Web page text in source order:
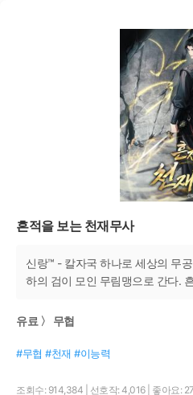
흔적을 보는 천재무사
신랑™ - 칼자국 하나로 세상의 무
하의 검이 모인 무림맹으로 간다.
유료 〉 무협
#무협 #천재 #이능력
조회수: 914,384 선호작: 4,016 좋아요: